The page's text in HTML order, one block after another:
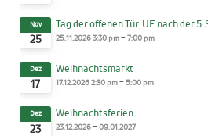
25
Nov Tag der offenen Tür; UE nach der 5.
25.11.20263:30 pm-7:00 pm
17
Dez Weihnachtsmarkt
17.12.20262:30 pm- 5:00 pm
23
Dez Weihnachtsferien
23.12.2026-09.01.2027